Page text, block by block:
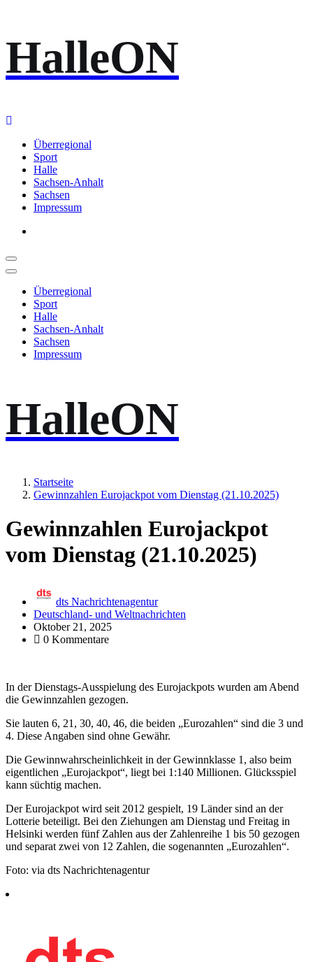
Inhalt
springen
HalleON
Überregional
Sport
Halle
Sachsen-Anhalt
Sachsen
Impressum
Überregional
Sport
Halle
Sachsen-Anhalt
Sachsen
Impressum
HalleON
Startseite
Gewinnzahlen Eurojackpot vom Dienstag (21.10.2025)
Gewinnzahlen Eurojackpot
vom Dienstag (21.10.2025)
dts Nachrichtenagentur
Deutschland- und Weltnachrichten
Oktober 21, 2025
0 Kommentare
In der Dienstags-Ausspielung des Eurojackpots wurden am Abend
die Gewinnzahlen gezogen.
Sie lauten 6, 21, 30, 40, 46, die beiden „Eurozahlen“ sind die 3 und
4. Diese Angaben sind ohne Gewähr.
Die Gewinnwahrscheinlichkeit in der Gewinnklasse 1, also beim
eigentlichen „Eurojackpot“, liegt bei 1:140 Millionen. Glücksspiel
kann süchtig machen.
Der Eurojackpot wird seit 2012 gespielt, 19 Länder sind an der
Lotterie beteiligt. Bei den Ziehungen am Dienstag und Freitag in
Helsinki werden fünf Zahlen aus der Zahlenreihe 1 bis 50 gezogen
und separat zwei von 12 Zahlen, die sogenannten „Eurozahlen“.
Foto: via dts Nachrichtenagentur